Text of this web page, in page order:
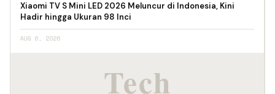
Xiaomi TV S Mini LED 2026 Meluncur di Indonesia, Kini
Hadir hingga Ukuran 98 Inci
AUG 6, 2026